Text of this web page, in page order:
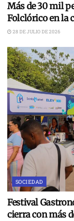
Más de 30 mil
Folclórico en la
28 DE JULIO DE 2026
SOCIEDAD
Festival
cierra con más